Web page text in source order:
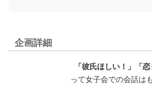
企画詳細
「彼氏ほしい！」「恋
って女子会での会話は